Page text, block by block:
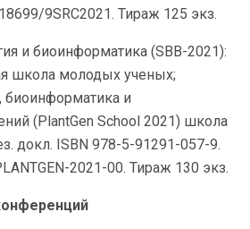
9SRC2021. Тираж 125 экз.
и биоинформатика (SBB-2021):
школа молодых ученых;
биоинформатика и
(PlantGen School 2021) школа
докл. ISBN 978-5-91291-057-9.
2021-00. Тираж 130 экз.